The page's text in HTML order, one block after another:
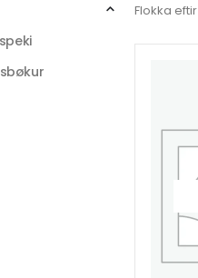
Flokka eftir